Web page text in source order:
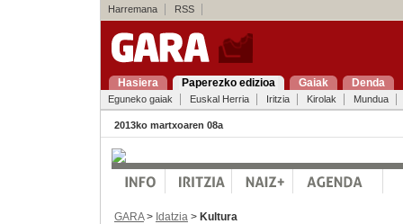
Harremana RSS
Hasiera Paperezko edizioa Gaiak Denda
Eguneko gaiak Euskal Herria Iritzia Kirolak Mundua
2013ko martxoaren 08a
GARA> Idatzia > Kultura